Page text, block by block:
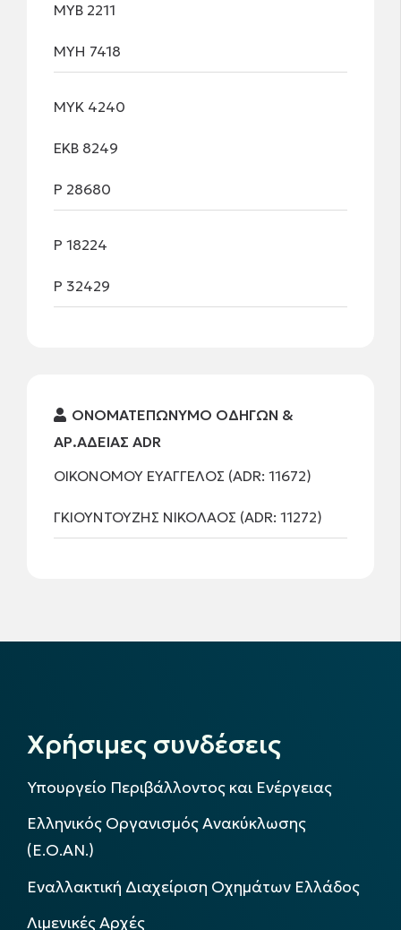
ΜΥΒ 2211
ΜΥΗ 7418
ΜΥΚ 4240
ΕΚΒ 8249
Ρ 28680
Ρ 18224
Ρ 32429
ΟΝΟΜΑΤΕΠΩΝΥΜΟ ΟΔΗΓΩΝ &
ΑΡ.ΑΔΕΙΑΣ ADR
ΟΙΚΟΝΟΜΟΥ ΕΥΑΓΓΕΛΟΣ (ADR: 11672)
ΓΚΙΟΥΝΤΟΥΖΗΣ ΝΙΚΟΛΑΟΣ (ADR: 11272)
Χρήσιμες συνδέσεις
Υπουργείο Περιβάλλοντος και Ενέργειας
Ελληνικός Οργανισμός Ανακύκλωσης
(Ε.Ο.ΑΝ.)
Εναλλακτική Διαχείριση Οχημάτων Ελλάδος
Λιμενικές Αρχές